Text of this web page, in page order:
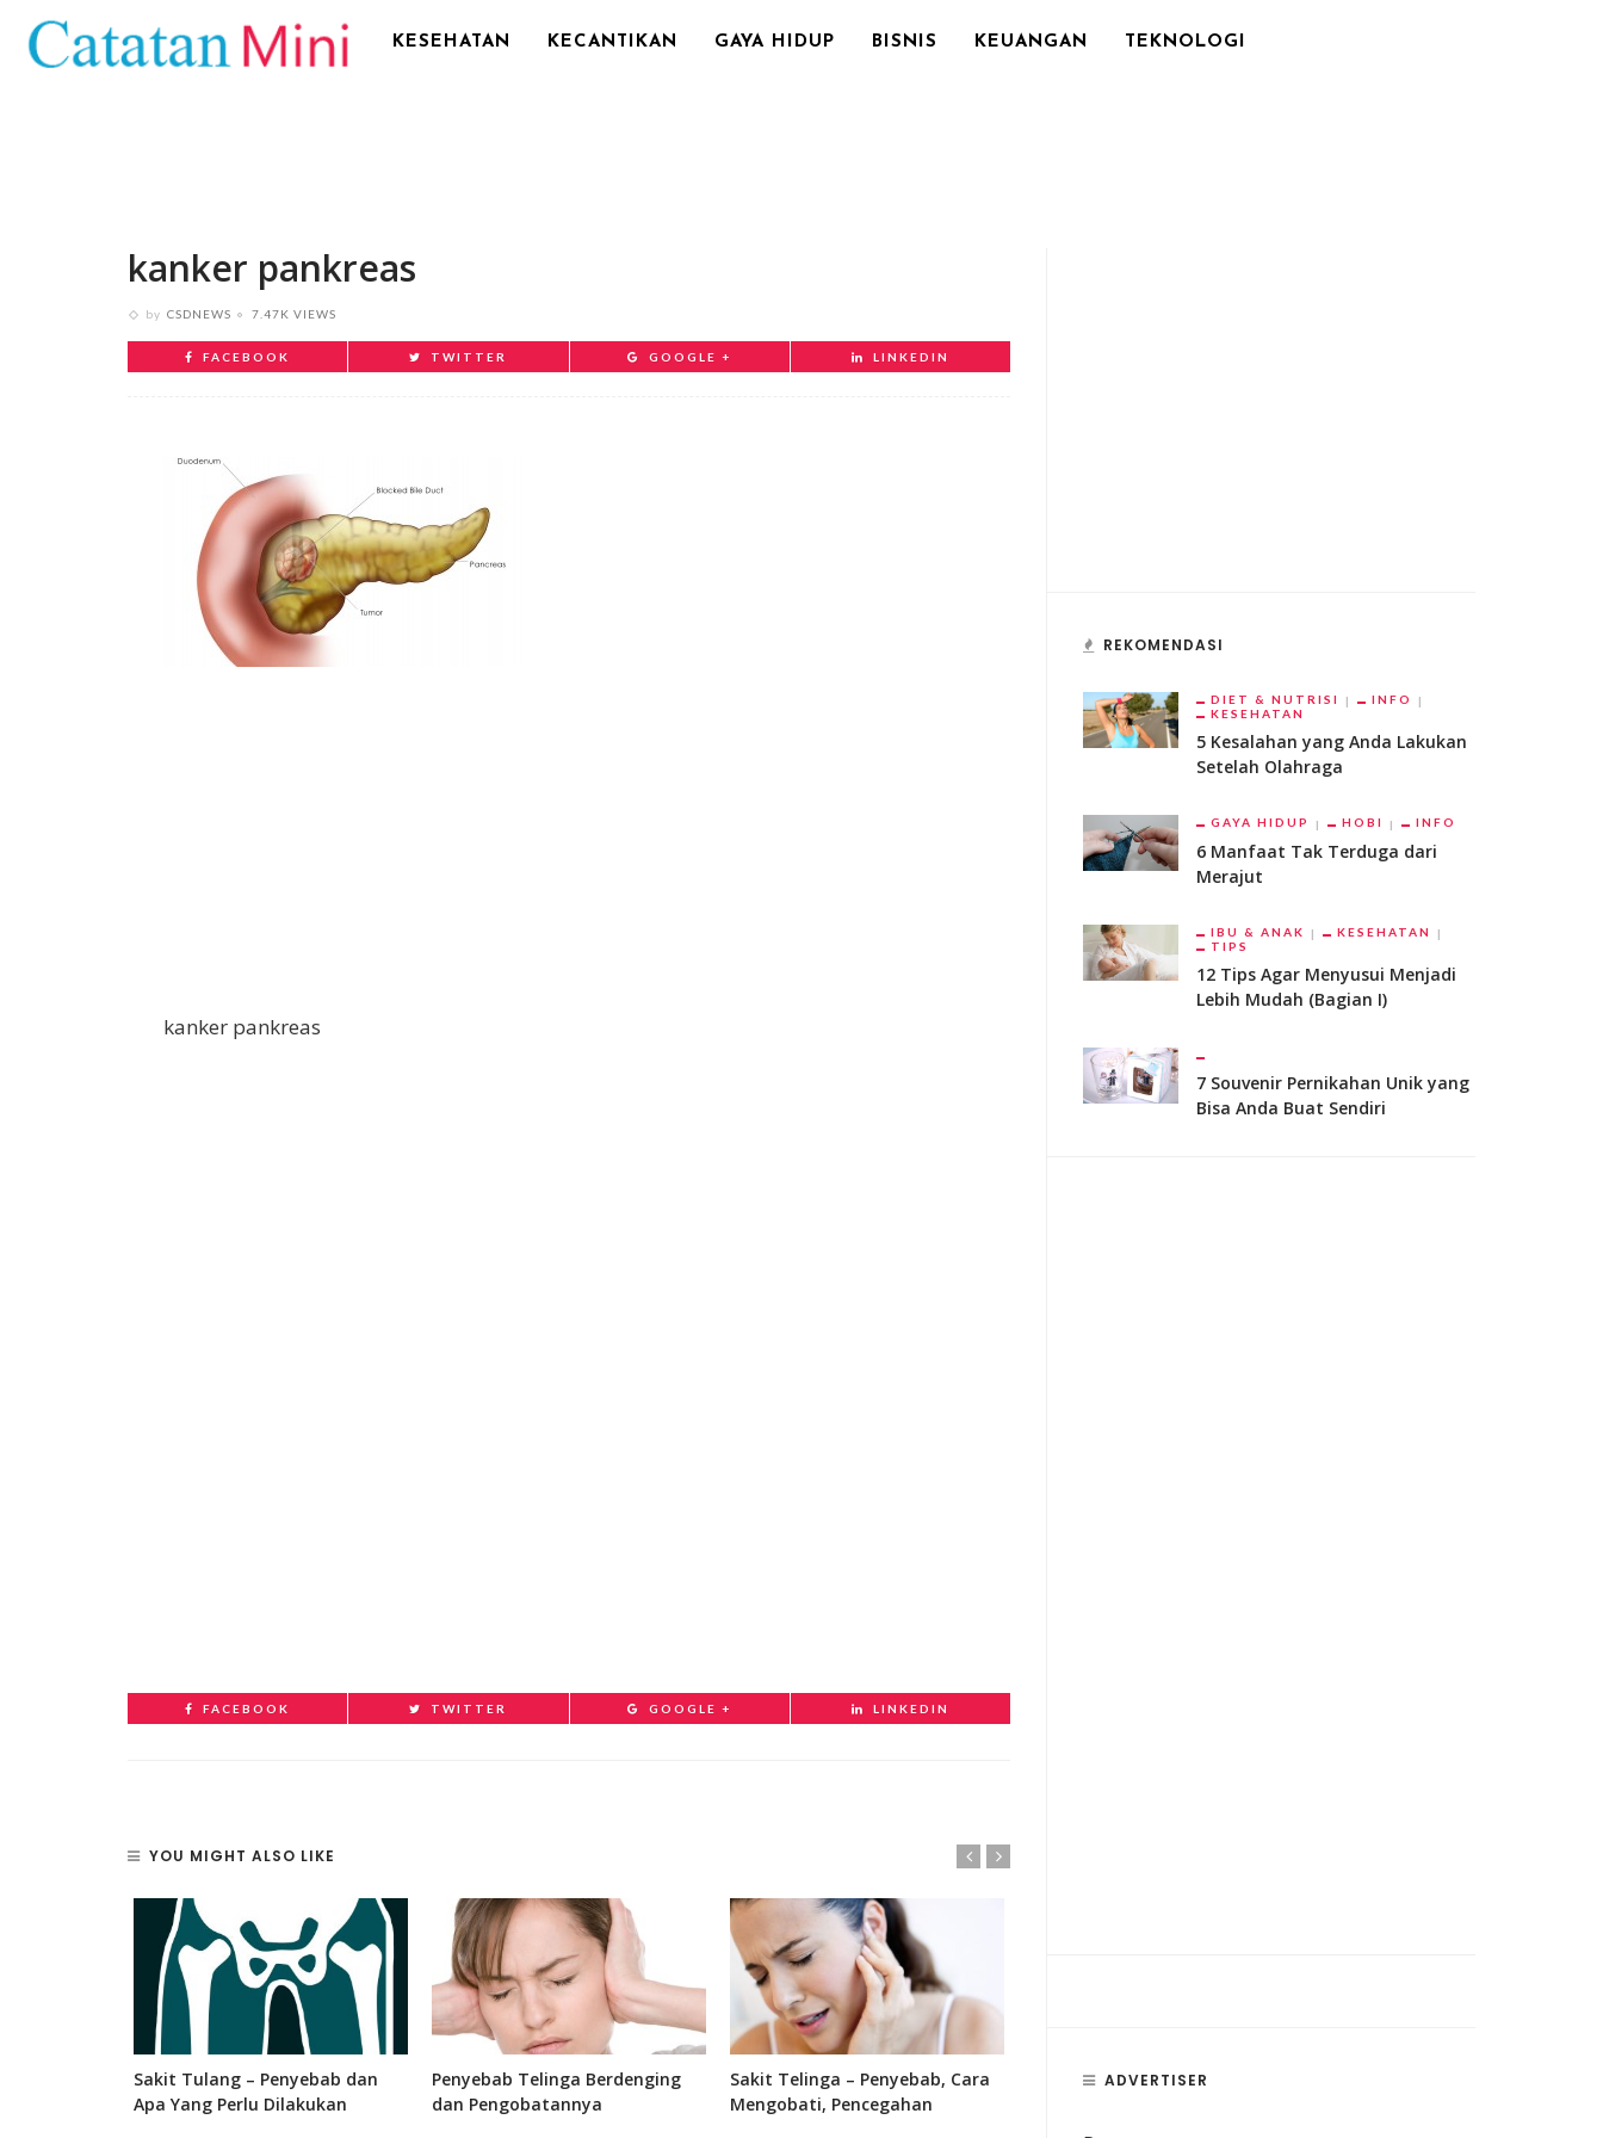
KESEHATAN KECANTIKAN GAYA HIDUP BISNIS KEUANGAN TEKNOLOGI
kanker pankreas
by CSDNEWS 7.47K VIEWS
FACEBOOK TWITTER GOOGLE + LINKEDIN
kanker pankreas
FACEBOOK TWITTER GOOGLE + LINKEDIN
YOU MIGHT ALSO LIKE
Sakit Tulang – Penyebab dan
Apa Yang Perlu Dilakukan
Penyebab Telinga Berdenging
dan Pengobatannya
Sakit Telinga – Penyebab, Cara
Mengobati, Pencegahan
Fungsi, Penyakit, dan Bagian –
REKOMENDASI
DIET & NUTRISI
INFO
KESEHATAN
5 Kesalahan yang Anda Lakukan
Setelah Olahraga
GAYA HIDUP HOBI INFO
6 Manfaat Tak Terduga dari
Merajut
IBU & ANAK
KESEHATAN
TIPS
12 Tips Agar Menyusui Menjadi
Lebih Mudah (Bagian I)
7 Souvenir Pernikahan Unik yang
Bisa Anda Buat Sendiri
ADVERTISER